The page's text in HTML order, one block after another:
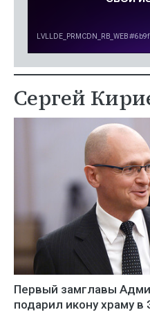
Сергей
Первый замглавы
подарил икону храму в